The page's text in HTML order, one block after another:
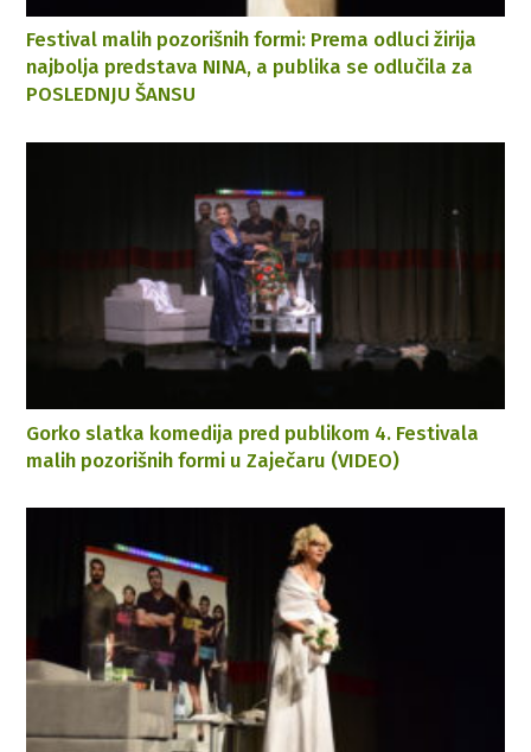
Festival malih pozorišnih formi: Prema odluci žirija
najbolja predstava NINA, a publika se odlučila za
POSLEDNJU ŠANSU
Gorko slatka komedija pred publikom 4. Festivala
malih pozorišnih formi u Zaječaru (VIDEO)